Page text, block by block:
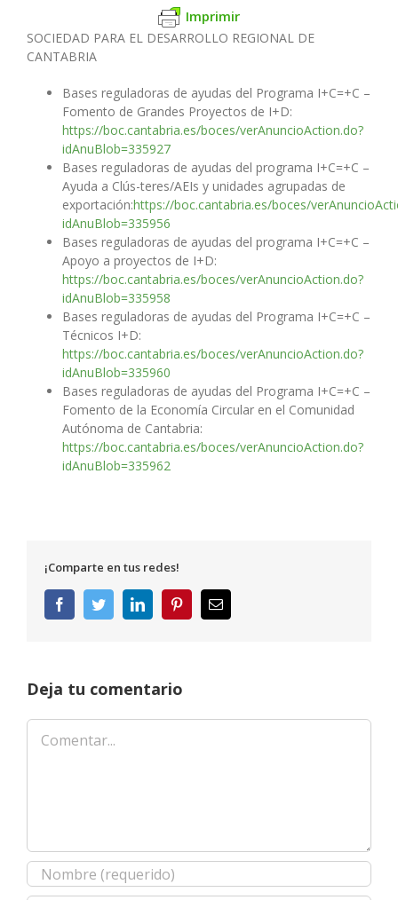
Imprimir
SOCIEDAD PARA EL DESARROLLO REGIONAL DE
CANTABRIA
Bases reguladoras de ayudas del Programa I+C=+C –
Fomento de Grandes Proyectos de I+D:
https://boc.cantabria.es/boces/verAnuncioAction.do?
idAnuBlob=335927
Bases reguladoras de ayudas del programa I+C=+C –
Ayuda a Clús-teres/AEIs y unidades agrupadas de
exportación:https://boc.cantabria.es/boces/
idAnuBlob=335956
Bases reguladoras de ayudas del programa I+C=+C –
Apoyo a proyectos de I+D:
https://boc.cantabria.es/boces/verAnuncioAction.do?
idAnuBlob=335958
Bases reguladoras de ayudas del Programa I+C=+C –
Técnicos I+D:
https://boc.cantabria.es/boces/verAnuncioAction.do?
idAnuBlob=335960
Bases reguladoras de ayudas del Programa I+C=+C –
Fomento de la Economía Circular en el Comunidad
Autónoma de Cantabria:
https://boc.cantabria.es/boces/verAnuncioAction.do?
idAnuBlob=335962
¡Comparte en tus redes!
FacebookTwitterLinkedInPinterestCorreo
electrónico
Deja tu comentario
Comentar